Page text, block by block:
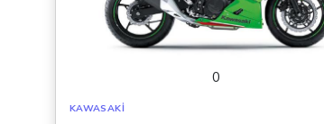
0
KAWASAKI